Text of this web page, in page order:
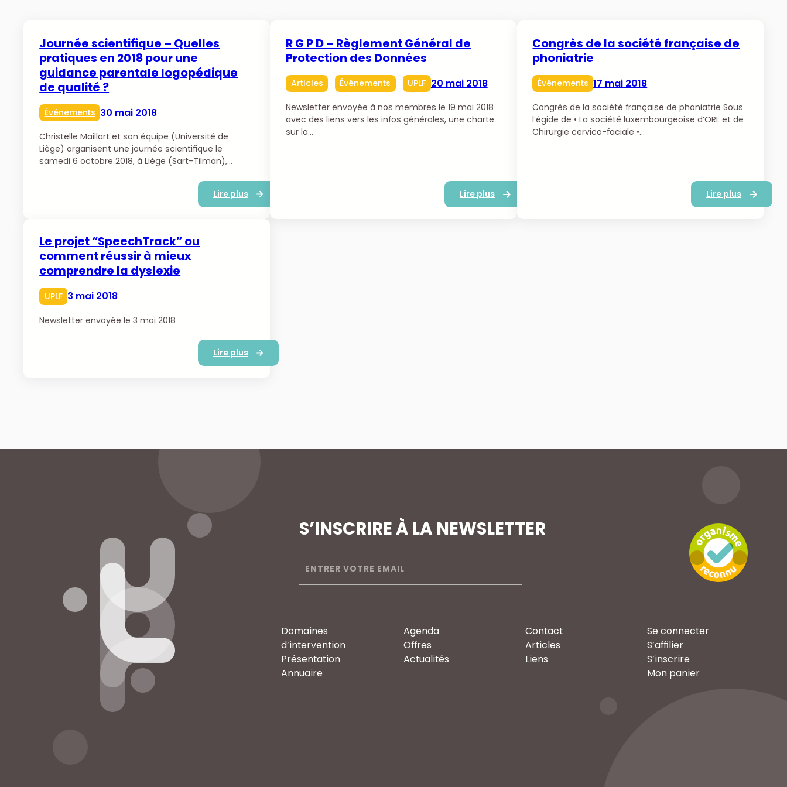
Journée scientifique – Quelles
pratiques en 2018 pour une
guidance parentale logopédique
de qualité ?
Événements 30 mai 2018
Christelle Maillart et son équipe (Université de
Liège) organisent une journée scientifique le
samedi 6 octobre 2018, à Liège (Sart-Tilman),…
Lire plus
R G P D – Règlement Général de
Protection des Données
Articles Événements UPLF 20 mai 2018
Newsletter envoyée à nos membres le 19 mai 2018
avec des liens vers les infos générales, une charte
sur la…
Lire plus
Congrès de la société française de
phoniatrie
Événements 17 mai 2018
Congrès de la société française de phoniatrie Sous
l’égide de • La société luxembourgeoise d’ORL et de
Chirurgie cervico-faciale •…
Lire plus
Le projet “SpeechTrack” ou
comment réussir à mieux
comprendre la dyslexie
UPLF 3 mai 2018
Newsletter envoyée le 3 mai 2018
Lire plus
S’INSCRIRE À LA NEWSLETTER
Domaines
d’intervention
Présentation
Annuaire
Agenda
Offres
Actualités
Contact
Articles
Liens
Se connecter
S’affilier
S’inscrire
Mon panier